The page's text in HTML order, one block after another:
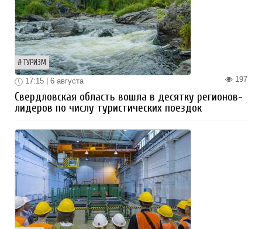
ТУРИЗМ
197
17:15 | 6 августа
Свердловская область вошла в десятку регионов-
лидеров по числу туристических поездок